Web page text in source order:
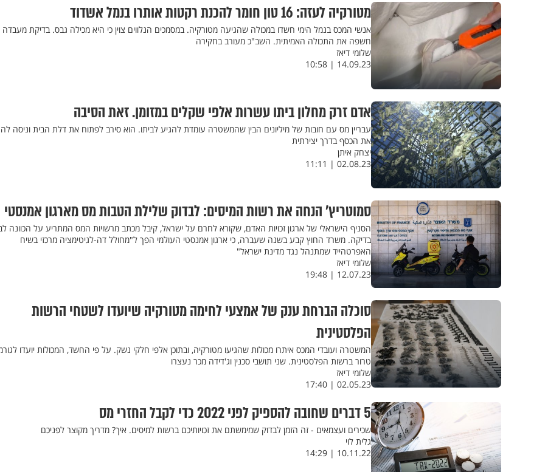
מטורקיה לעזה: 16 טון חומר להכנת רקטות אותרו בנמל אשדוד
אנשי המכס בנמל הימי חשדו במכולה שהגיעה מטורקיה. במסמכים הנלווים צוין כי היא מכילה גבס. בדיקת מעבדה
חשפה את התכולה האמיתית. השב"כ מעורב בחקירה
שלומי דיאז
14.09.23 | 10:58
אדם זרק מחלון ביתו עשרות אלפי שקלים במזומן. זאת הסיבה
עבריין מס עם חובות של מיליונים הבין שהמשטרה עומדת להגיע לביתו. הוא סירב לפתוח את דלת הבית וניסה
את הכסף בדרך יצירתית
יצחק איתן
02.08.23 | 11:11
סמוטריץ' הנחה את רשות המיסים: לבדוק שלילת הטבות מס מארגון אמנסטי
הסניף הישראלי של ארגון זכויות האדם, שקורא לחרם על ישראל, קיבל מכתב מרשויות המס המתריע על הכוונה
בדיקה. משרד החוץ קבע בשנה שעברה, כי ארגון אמנסטי העולמי הפך ל"מחולל דה-לגיטימציה מרכזי בשיח
האפרטהייד שמתנהל נגד מדינת ישראל"
שלומי דיאז
12.07.23 | 19:48
סוכלה הברחת ענק של אמצעי לחימה מטורקיה שיועדו לשטחי הרשות
הפלסטינית
המשטרה ועובדי המכס איתרו מכולות שהגיעו מטורקיה, ובתוכן אלפי חלקי נשק. על פי החשד, המכולות יועדו
טרור ברשות הפלסטינית. שני תושבי סכנין וג'דידה מכר נעצרו
שלומי דיאז
02.05.23 | 17:40
5 דברים שחובה להספיק לפני 2022 כדי לקבל החזרי מס
שכירים ועצמאים - זה הזמן לבדוק שמימשתם את זכויותיכם ברשות למיסים. איך? מדריך מקוצר לפניכם
גלית לוי
10.11.22 | 14:29